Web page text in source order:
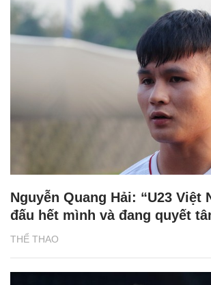
THỂ THAO
Nguyễn Quang Hải: “U23 Việt
đấu hết mình và đang quyết